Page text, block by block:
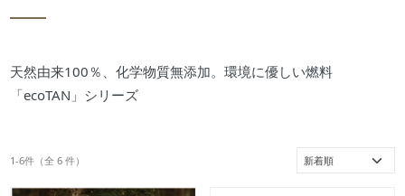
天然由来100％、化学物質無添加。環境に優しい燃料
「ecoTAN」シリーズ
1-6件（全6 件）